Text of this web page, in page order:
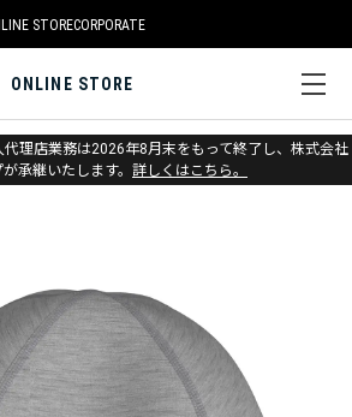
STORECORPORATE
ONLINE STORE
理店業務は2026年8月末をもって終了し、株式会社
承継いたします。 詳しくはこちら。
> アパレル > アクセサリー